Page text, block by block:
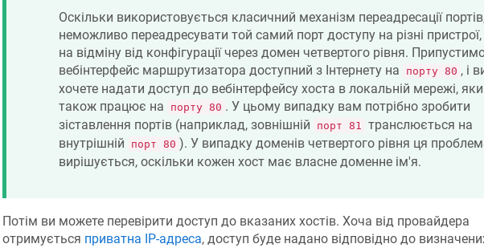
Оскільки використовується класичний механізм переадресації
неможливо переадресувати той самий порт доступу на різні пристрої,
на відміну від конфігурації через домен четвертого рівня.
вебінтерфейс маршрутизатора доступний з Інтернету на
порту 80 , і
хочете надати доступ до вебінтерфейсу хоста в локальній мережі,
також працює на
порту 80 . У цьому випадку вам потрібно зробити
зіставлення портів (наприклад, зовнішній
порт 81
транслюється на
внутрішній
порт 80 ). У випадку доменів четвертого рівня ця
вирішується, оскільки кожен хост має власне доменне ім'я.
Потім ви можете перевірити доступ до вказаних хостів. Хоча від провайдера
отримується приватна IP-адреса, доступ буде надано відповідно до